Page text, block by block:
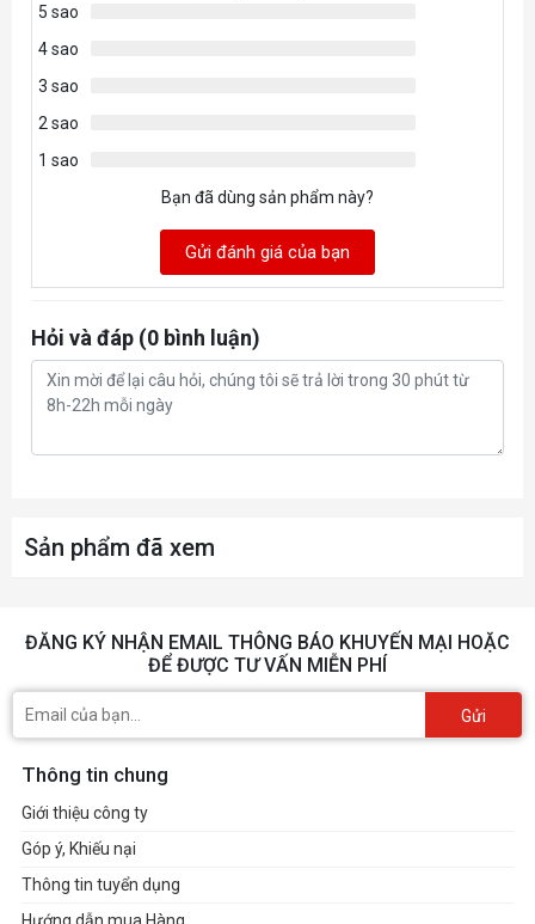
5 sao
4 sao
3 sao
2 sao
1 sao
Bạn đã dùng sản phẩm này?
Gửi đánh giá của bạn
Hỏi và đáp (0 bình luận)
Sản phẩm đã xem
ĐĂNG KÝ NHẬN EMAIL THÔNG BÁO KHUYẾN MẠI HOẶC
ĐỂ ĐƯỢC TƯ VẤN MIỄN PHÍ
Gửi
Thông tin chung
Giới thiệu công ty
Góp ý, Khiếu nại
Thông tin tuyển dụng